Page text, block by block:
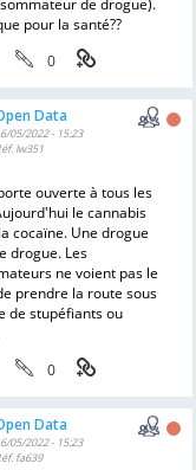
de drogue).
pour la santé??
0
Data
05/2022 - 15:23
lw351
ouverte à tous les
le cannabis
cocaïne. Une drogue
drogue. Les
ne voient pas le
prendre la route sous
de stupéfiants ou
0
Data
05/2022 - 15:23
fa639